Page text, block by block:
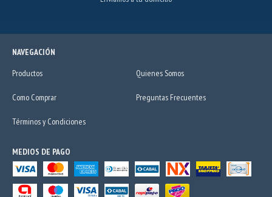
NAVEGACIÓN
Productos
Quienes Somos
Como Comprar Preguntas Frecuentes
Términos y Condiciones
MEDIOS DE PAGO